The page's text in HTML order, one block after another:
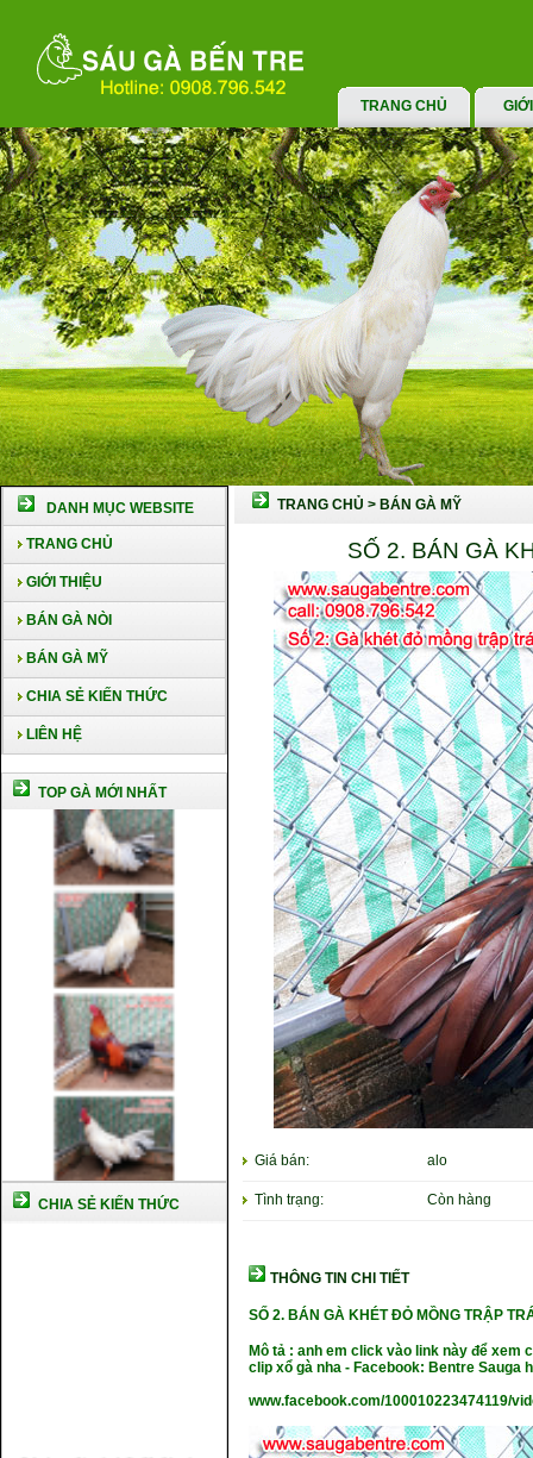
TRANG CHỦ
DANH MỤC WEBSITE
TRANG CHỦ
GIỚI THIỆU
BÁN GÀ NÒI
BÁN GÀ MỸ
CHIA SẺ KIẾN THỨC
LIÊN HỆ
TOP GÀ MỚI NHẤT
CHIA SẺ KIẾN THỨC
TRANG CHỦ > BÁN GÀ MỸ
SỐ 2. BÁN GÀ
Giá bán: alo
Tình trạng: Còn hàng
THÔNG TIN CHI TIẾT
SỐ 2. BÁN GÀ KHÉT ĐỎ MỒNG TRẬP
Mô tả : anh em click vào link này để xem
clip xổ gà nha - Facebook: Bentre Sauga
www.facebook.com/100010223474119/